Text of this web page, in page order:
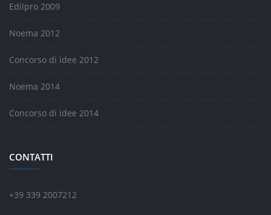
Edilpro 2009
Noema 2012
Concorso di idee 2012
Noema 2014
Concorso di idee 2014
CONTATTI
+39 339 2007212